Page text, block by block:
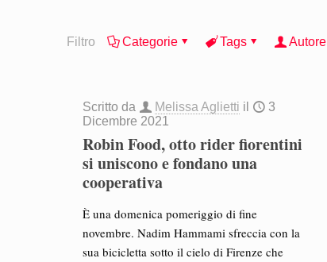
Filtro Categorie Tags Autore
Scritto da Melissa Aglietti il
3
Dicembre 2021
Robin Food, otto rider fiorentini
si uniscono e fondano una
cooperativa
È una domenica pomeriggio di fine
novembre. Nadim Hammami sfreccia con la
sua bicicletta sotto il cielo di Firenze che